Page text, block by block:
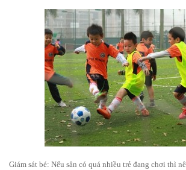
Giám sát bé: Nếu sân có quá nhiều trẻ đang chơi thì